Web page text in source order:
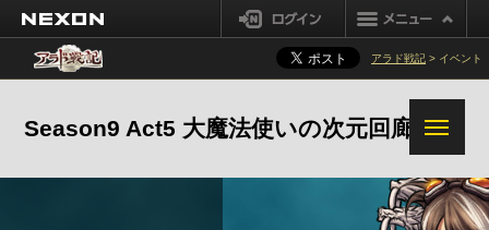
ログイン
アラド戦記 > イベント
Season9 Act5 大魔法使いの次元回廊
追加改善及び変更事項変更点